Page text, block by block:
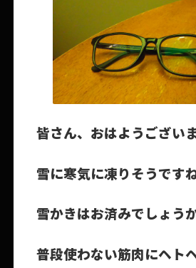
皆さん、おはようござい
雪に寒気に凍りそうですね
雪かきはお済みでしょう
普段使わない筋肉にヘト